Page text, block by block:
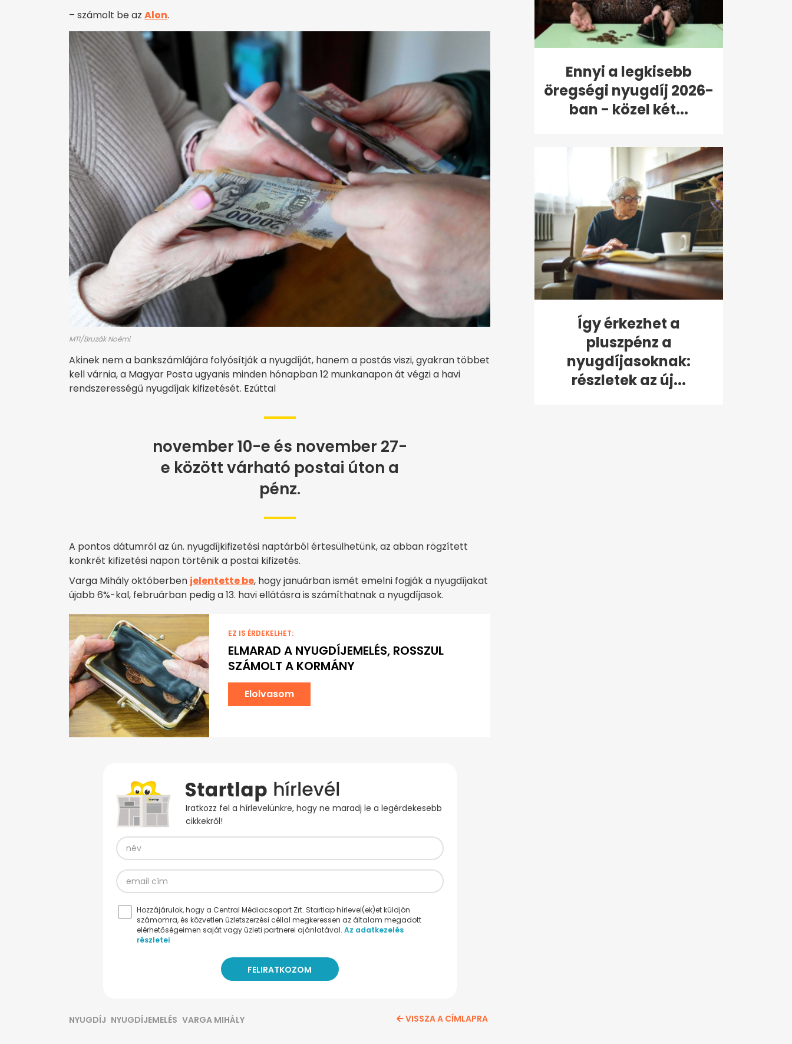
– számolt be az Alon.
MTI/Bruzák Noémi
Akinek nem a bankszámlájára folyósítják a nyugdíját, hanem a postás viszi, gyakran többet
kell várnia, a Magyar Posta ugyanis minden hónapban 12 munkanapon át végzi a havi
rendszerességű nyugdíjak kifizetését. Ezúttal
november 10-e és november 27-
e között várható postai úton a
pénz.
A pontos dátumról az ún. nyugdíjkifizetési naptárból értesülhetünk, az abban rögzített
konkrét kifizetési napon történik a postai kifizetés.
Varga Mihály októberben jelentette be, hogy januárban ismét emelni fogják a nyugdíjakat
újabb 6%-kal, februárban pedig a 13. havi ellátásra is számíthatnak a nyugdíjasok.
EZ IS ÉRDEKELHET:
ELMARAD A NYUGDÍJEMELÉS, ROSSZUL
SZÁMOLT A KORMÁNY
Elolvasom
Iratkozz fel a hírlevelünkre, hogy ne maradj le a legérdekesebb
cikkekről!
Hozzájárulok, hogy a Central Médiacsoport Zrt. Startlap hírlevel(ek)et küldjön
számomra, és közvetlen üzletszerzési céllal megkeressen az általam megadott
elérhetőségeimen saját vagy üzleti partnerei ajánlatával. Az adatkezelés
részletei
NYUGDÍJ NYUGDÍJEMELÉS VARGA MIHÁLY VISSZA A CÍMLAPRA
Ennyi a legkisebb
öregségi nyugdíj 2026-
ban - közel két...
Így érkezhet a
pluszpénz a
nyugdíjasoknak:
részletek az új...